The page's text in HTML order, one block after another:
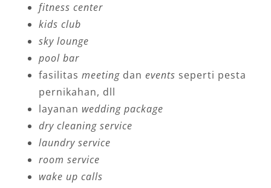
fitness center
kids club
sky lounge
pool bar
fasilitas meetingdan events seperti pesta
pernikahan, dll
layanan wedding package
dry cleaning service
laundry service
room service
wake up calls